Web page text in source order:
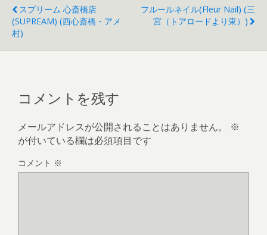
スプリーム 心斎橋店
(SUPREAM) (西心斎橋・アメ
村)
フルールネイル(fleur Nail) (三
宮（トアロードより東）)
コメントを残す
メールアドレスが公開されることはありません。
※
が付いている欄は必須項目です
コメント ※